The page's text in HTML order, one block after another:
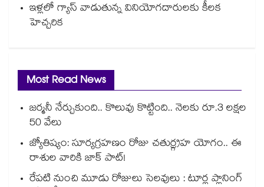
ఇళ్లలో గ్యాస్ వాడుతున్న వినియోగదారులకు కీలక
హెచ్చరిక
Most Read News
జర్మనీ నేర్చుకుంది.. కొలువు కొట్టింది.. నెలకు రూ.3 లక్షల
50 వేలు
జ్యోతిష్యం: సూర్యగ్రహణం రోజు చతుర్గ్రహ యోగం.. ఈ
రాశుల వారికి జాక్ పాట్!
రేపటి నుంచి మూడు రోజులు సెలవులు : టూర్ల ప్లానింగ్